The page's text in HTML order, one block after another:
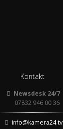
Kontakt
Newsdesk 24/7
07832 946 00 36
info@kamera24.tv